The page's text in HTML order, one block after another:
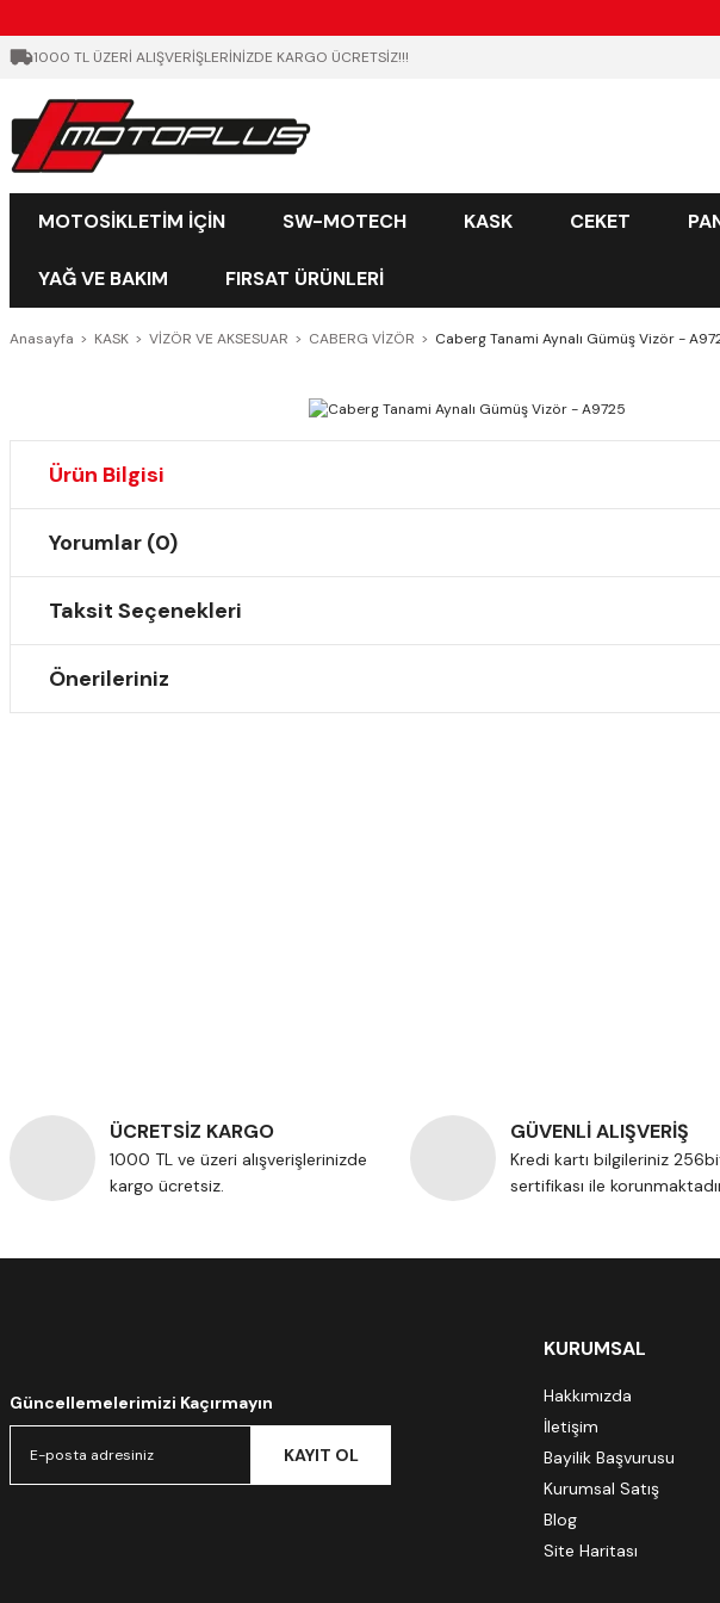
1000 TL ÜZERİ ALIŞVERİŞLERİNİZDE KARGO ÜCRETSİZ!!!
MOTOSİKLETİM İÇİN SW-MOTECH KASK CEKET
YAĞ VE BAKIM FIRSAT ÜRÜNLERİ
Anasayfa KASK VİZÖR VE AKSESUAR CABERG VİZÖR Caberg Tanami Aynalı Gümüş Vizör -
Ürün Bilgisi
Yorumlar (0)
Taksit Seçenekleri
Önerileriniz
ÜCRETSİZ KARGO
1000 TL ve üzeri alışverişlerinizde
kargo ücretsiz.
GÜVENLİ ALIŞVERİŞ
Kredi kartı bilgileriniz
sertifikası ile
Güncellemelerimizi Kaçırmayın
KAYIT OL
KURUMSAL
Hakkımızda
İletişim
Bayilik Başvurusu
Kurumsal Satış
Blog
Site Haritası